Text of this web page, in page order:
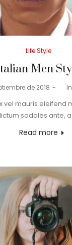
Posted
Life Style
Men
de 2018
vel mauris eleifend
sodales ante,
Read more